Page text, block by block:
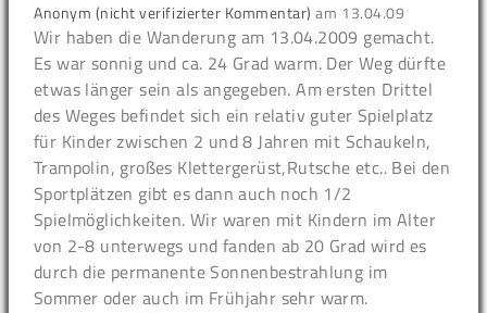
Anonym (nicht verifizierter Kommentar) am 13.04.09
Wir haben die Wanderung am 13.04.2009 gemacht.
Es war sonnig und ca. 24 Grad warm. Der Weg dürfte
etwas länger sein als angegeben. Am ersten Drittel
des Weges befindet sich ein relativ guter Spielplatz
für Kinder zwischen 2 und 8 Jahren mit Schaukeln,
Trampolin, großes Klettergerüst,Rutsche etc.. Bei den
Sportplätzen gibt es dann auch noch 1/2
Spielmöglichkeiten. Wir waren mit Kindern im Alter
von 2-8 unterwegs und fanden ab 20 Grad wird es
durch die permanente Sonnenbestrahlung im
Sommer oder auch im Frühjahr sehr warm.